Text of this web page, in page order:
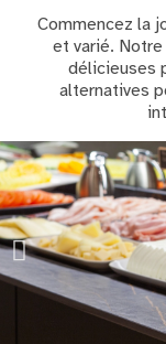
Commencez la
et varié.
délicieuses
alternatives